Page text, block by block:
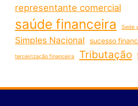
representante comercial
saúde financeira Sede
Simples Nacional sucesso
terceirização financeira Tributação